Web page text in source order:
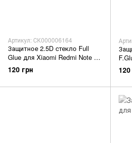
Артикул: СК000006164
Защитное 2.5D стекло Full
Glue для Xiaomi Redmi Note 5
f/s black
120 грн